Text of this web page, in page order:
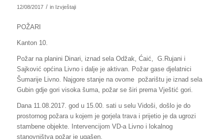
12/08/2017 / in Izvještaji
POŽARI
Kanton 10.
Požar na planini Dinari, iznad sela Odžak, Ćaić, G.Rujani i
Sajković općina Livno i dalje je aktivan. Požar gase djelatnici
Šumarije Livno. Najgore stanje na ovome požarištu je iznad sela
Gubin gdje gori visoka šuma, požar se širi prema Vještić gori.
Dana 11.08.2017. god u 15.00. sati u selu Vidoši, došlo je do
prostornog požara u kojem je gorjela trava i prijetio je da ugrozi
stambene objekte. Intervencijom VD-a Livno i lokalnog
stanovništva požar je ugašen.